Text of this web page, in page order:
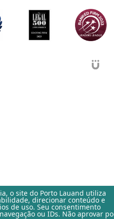
o site do Porto Lauand utiliza
direcionar conteúdo e
de uso. Seu consentimento
ou IDs. Não aprovar